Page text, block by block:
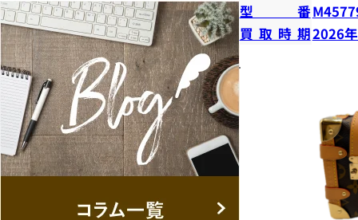
型番
買取時期2026